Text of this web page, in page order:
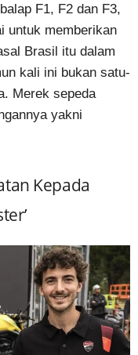
F1, F2 dan F3,
untuk memberikan
Brasil itu dalam
kali ini bukan satu-
Merek sepeda
yakni
Kepada